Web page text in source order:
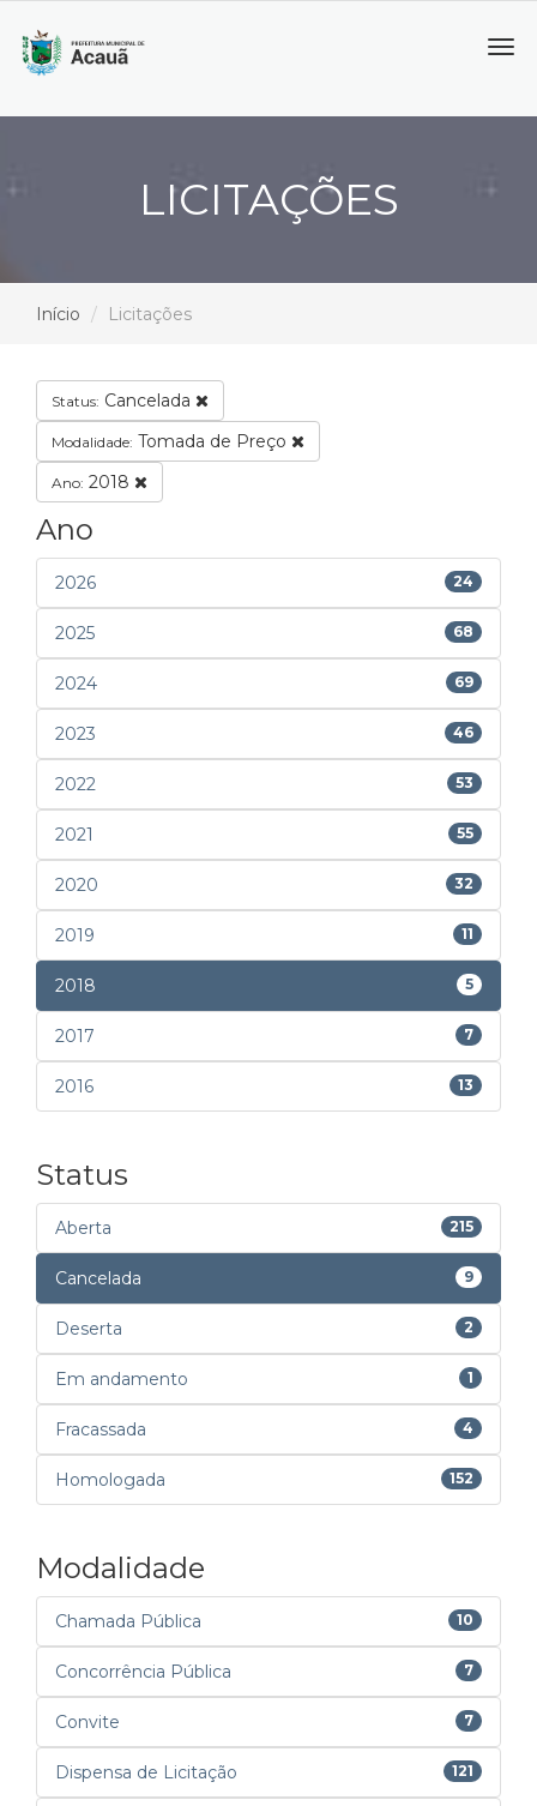
LICITAÇÕES
Início Licitações
Status: Cancelada
Modalidade: Tomada de Preço
Ano: 2018
Ano
2026 24
2025 68
2024 69
2023 46
2022 53
2021 55
2020 32
2019 11
2018 5
2017 7
2016 13
Status
Aberta 215
Cancelada 9
Deserta 2
Em andamento 1
Fracassada 4
Homologada 152
Modalidade
Chamada Pública 10
Concorrência Pública 7
Convite 7
Dispensa de Licitação 121